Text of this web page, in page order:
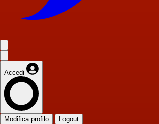
Accedi
Modifica profilo Logout